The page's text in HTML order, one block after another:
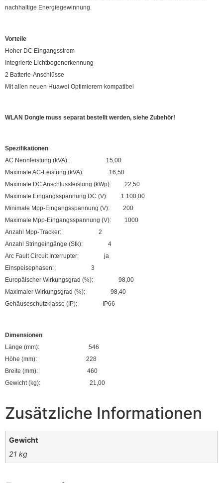
nachhaltige Energiegewinnung.
Vorteile
Hoher DC Eingangsstrom
Integrierte Lichtbogenerkennung
2 Batterie-Anschlüsse
Mit allen neuen Huawei Optimierern kompatibel
WLAN Dongle muss separat bestellt werden, siehe Zubehör!
Spezifikationen
AC Nennleistung (kVA):
15,00
Maximale AC-Leistung (kVA):
16,50
Maximale DC Anschlussleistung (kWp):
22,50
Maximale Eingangsspannung DC (V):
1.100,00
Minimale Mpp-Eingangsspannung (V):
200
Maximale Mpp-Eingangsspannung (V):
1000
Anzahl Mpp-Tracker:
2
Anzahl Stringeingänge (Stk):
4
Arc Fault Circuit Interrupter:
ja
Einspeisephasen:
3
Europäischer Wirkungsgrad (%):
98,00
Maximaler Wirkungsgrad (%):
98,40
Gehäuseschutzklasse (IP):
IP66
Dimensionen
Länge (mm):
546
Höhe (mm):
228
Breite (mm):
460
Gewicht (kg):
21,00
Zusätzliche Informationen
Gewicht
21 kg